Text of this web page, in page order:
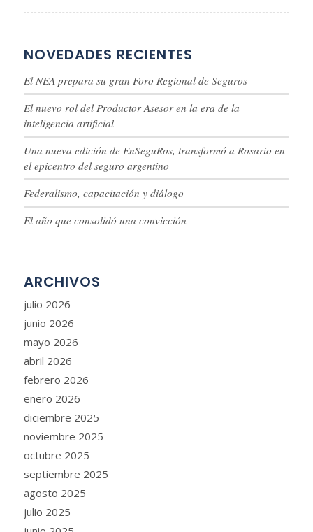
NOVEDADES RECIENTES
El NEA prepara su gran Foro Regional de Seguros
El nuevo rol del Productor Asesor en la era de la
inteligencia artificial
Una nueva edición de EnSeguRos, transformó a Rosario en
el epicentro del seguro argentino
Federalismo, capacitación y diálogo
El año que consolidó una convicción
ARCHIVOS
julio 2026
junio 2026
mayo 2026
abril 2026
febrero 2026
enero 2026
diciembre 2025
noviembre 2025
octubre 2025
septiembre 2025
agosto 2025
julio 2025